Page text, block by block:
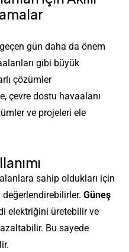
gün daha da önem
gibi büyük
çözümler
çevre dostu havaalanı
ve projeleri ele
sahip oldukları için
Güneş
elektriğini üretebilir ve
Bu sayede